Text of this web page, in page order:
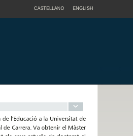
CASTELLANO ENGLISH
de l'Educació a la Universitat de
Carrera. Va obtenir el Màster